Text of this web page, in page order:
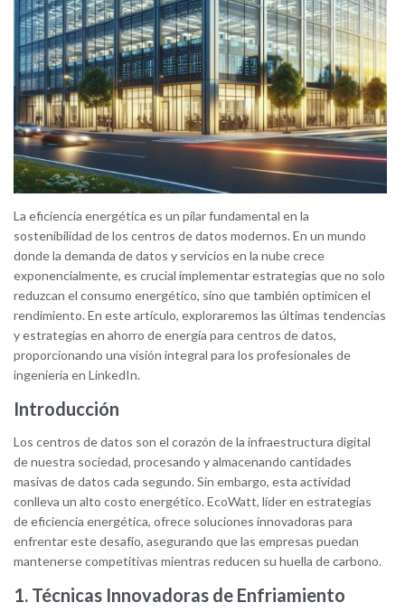
La eficiencia energética es un pilar fundamental en la
sostenibilidad de los centros de datos modernos. En un mundo
donde la demanda de datos y servicios en la nube crece
exponencialmente, es crucial implementar estrategias que no solo
reduzcan el consumo energético, sino que también optimicen el
rendimiento. En este artículo, exploraremos las últimas tendencias
y estrategias en ahorro de energía para centros de datos,
proporcionando una visión integral para los profesionales de
ingeniería en LinkedIn.
Introducción
Los centros de datos son el corazón de la infraestructura digital
de nuestra sociedad, procesando y almacenando cantidades
masivas de datos cada segundo. Sin embargo, esta actividad
conlleva un alto costo energético. EcoWatt, líder en estrategias
de eficiencia energética, ofrece soluciones innovadoras para
enfrentar este desafío, asegurando que las empresas puedan
mantenerse competitivas mientras reducen su huella de carbono.
1. Técnicas Innovadoras de Enfriamiento